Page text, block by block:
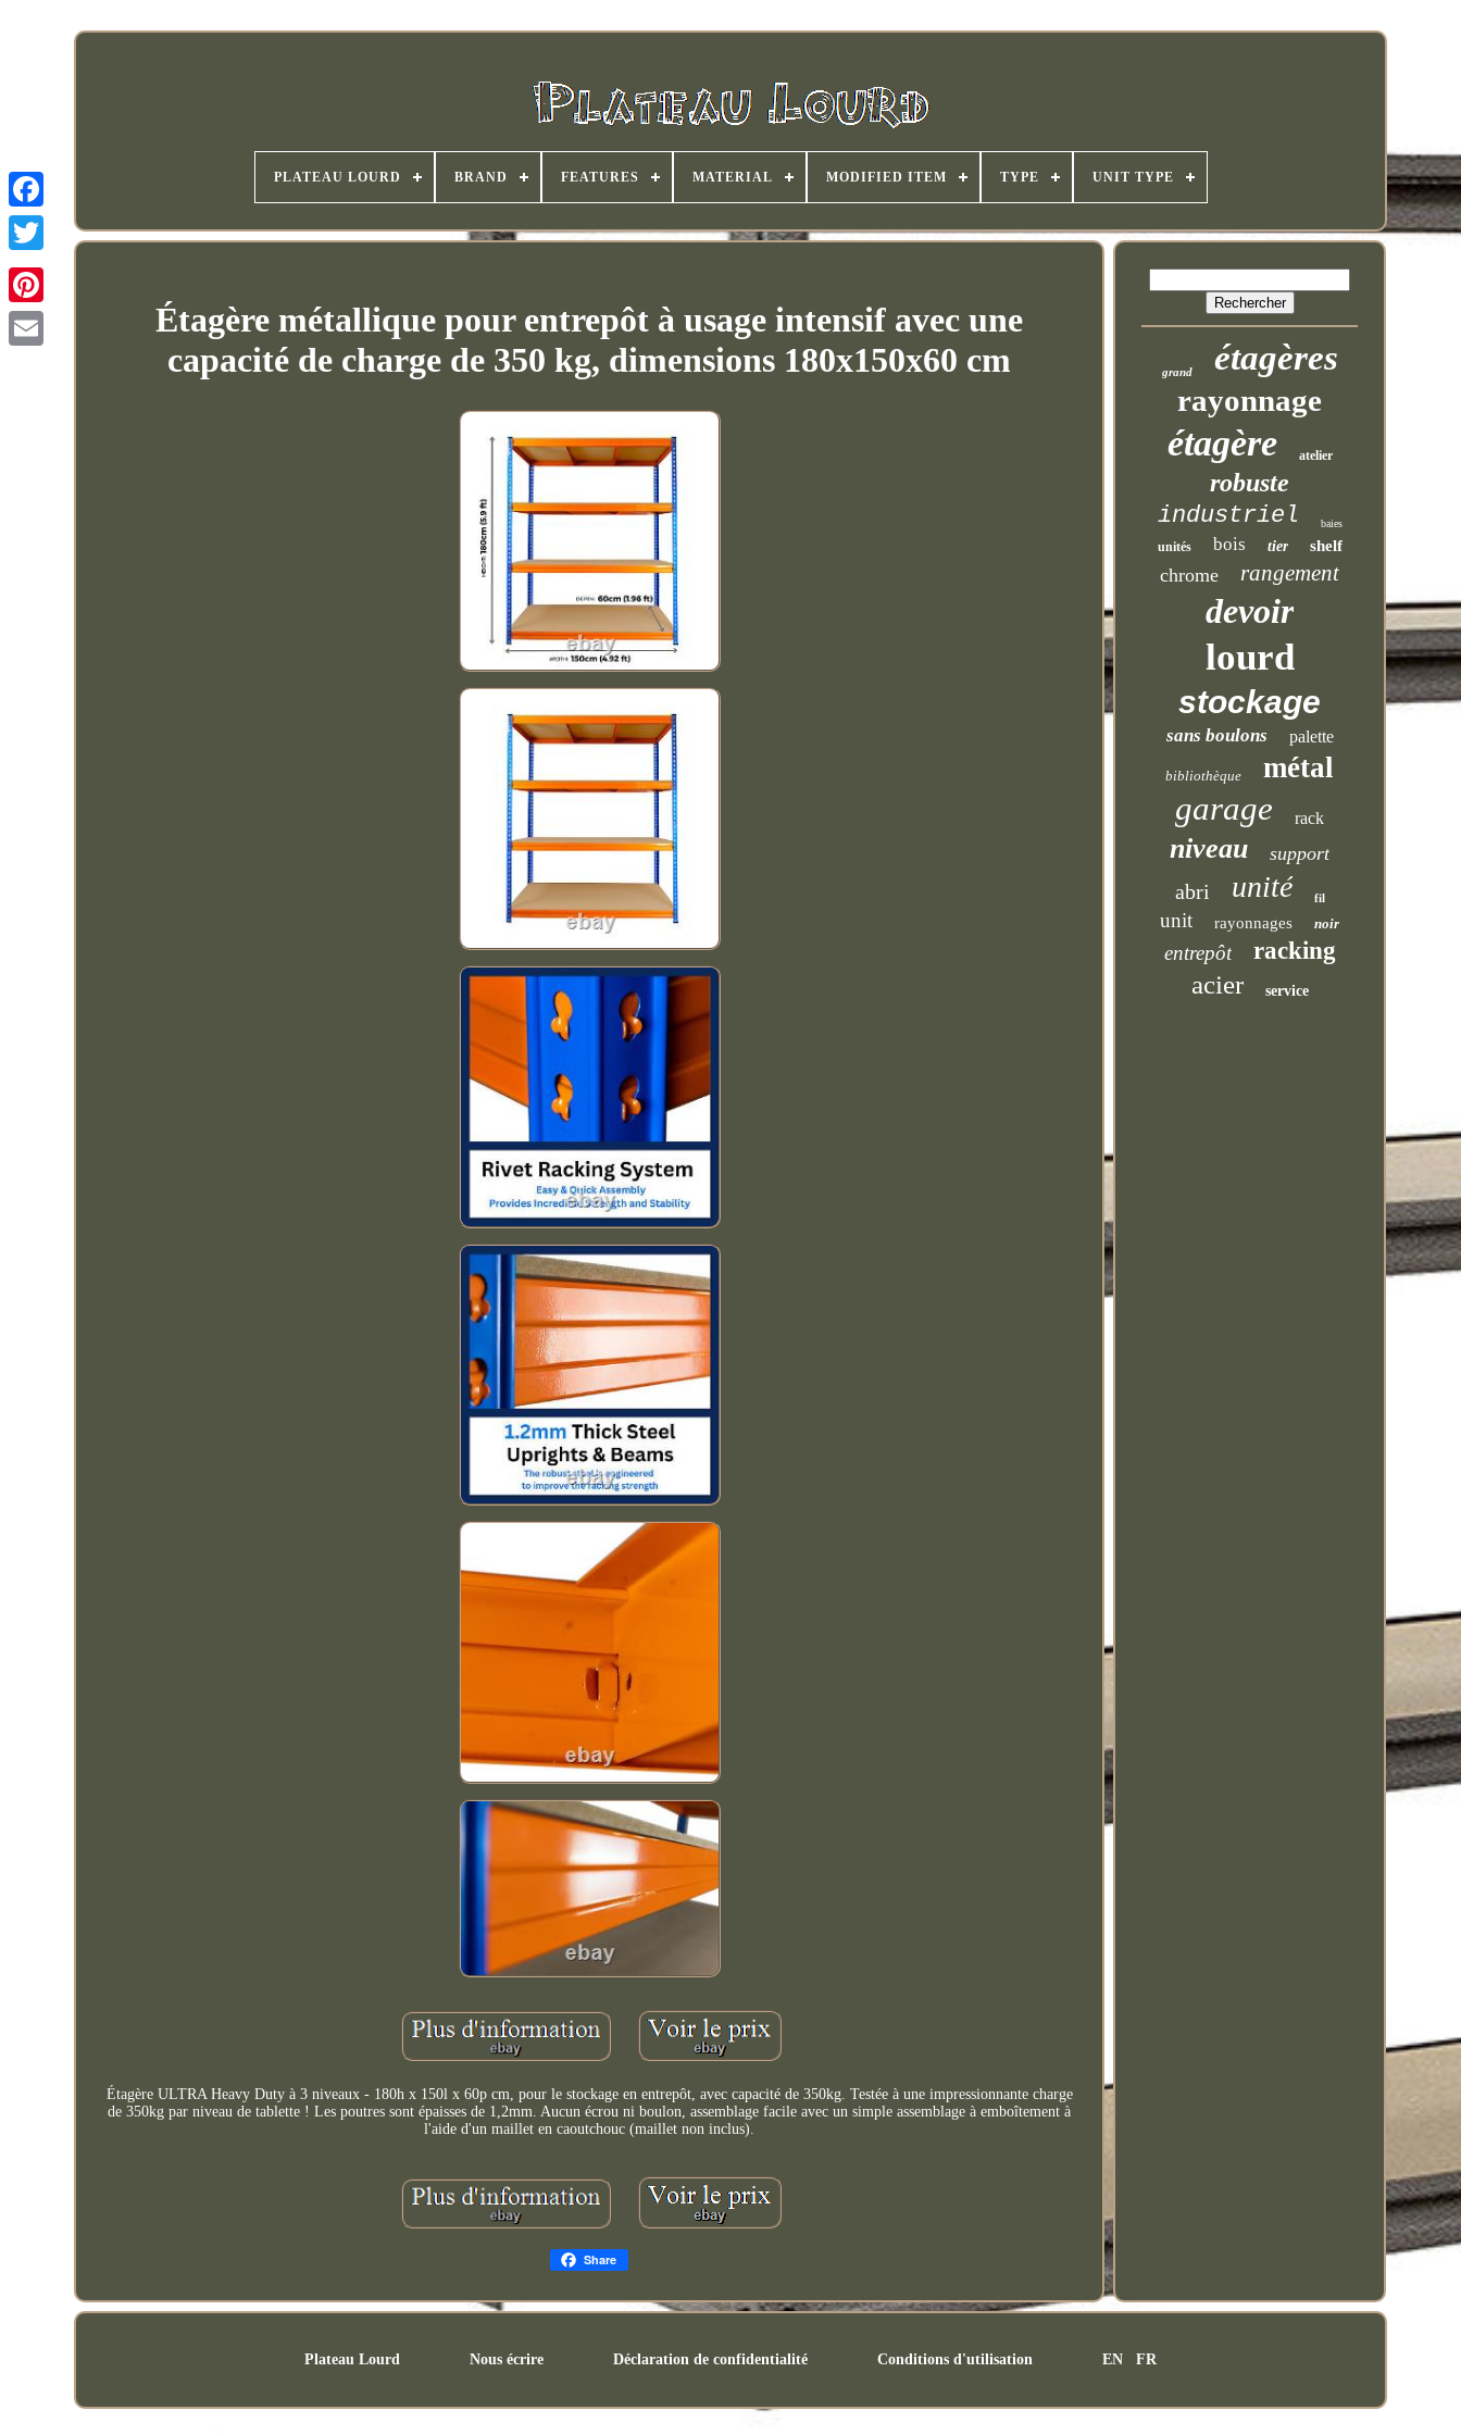
PLATEAU LOURD BRAND FEATURES MATERIAL MODIFIED ITEM TYPE UNIT TYPE
Étagère métallique pour entrepôt à usage intensif avec une
capacité de charge de 350 kg, dimensions 180x150x60 cm
Étagère ULTRA Heavy Duty à 3 niveaux - 180h x 150l x 60p cm, pour le stockage en entrepôt, avec capacité de 350kg. Testée à une impressionnante charge
de 350kg par niveau de tablette ! Les poutres sont épaisses de 1,2mm. Aucun écrou ni boulon, assemblage facile avec un simple assemblage à emboîtement à
l'aide d'un maillet en caoutchouc (maillet non inclus).
Share
grand étagères
rayonnage
étagère atelier
robuste
industriel baies
unités bois tier shelf
chrome rangement
devoir
lourd
stockage
sans boulons palette
bibliothèque métal
garage rack
niveau support
abri unité fil
unit rayonnages noir
entrepôt racking
acier service
Plateau Lourd Nous écrire Déclaration de confidentialité Conditions d'utilisation EN FR